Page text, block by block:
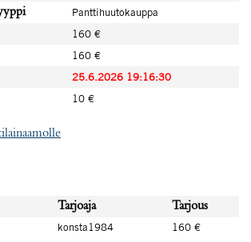
Panttihuutokauppa
160 €
160 €
25.6.2026 19:16:30
10 €
Tarjoaja
Tarjous
konsta1984 160 €